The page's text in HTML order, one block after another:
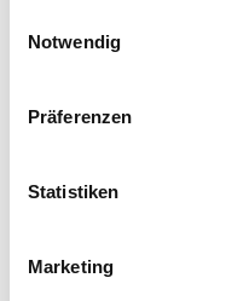
Trigger Symbol ändern
Informationen
können
bestimmten
Erfahren Sie mehr
Notwendig
Präferenzen
Statistiken
Marketing